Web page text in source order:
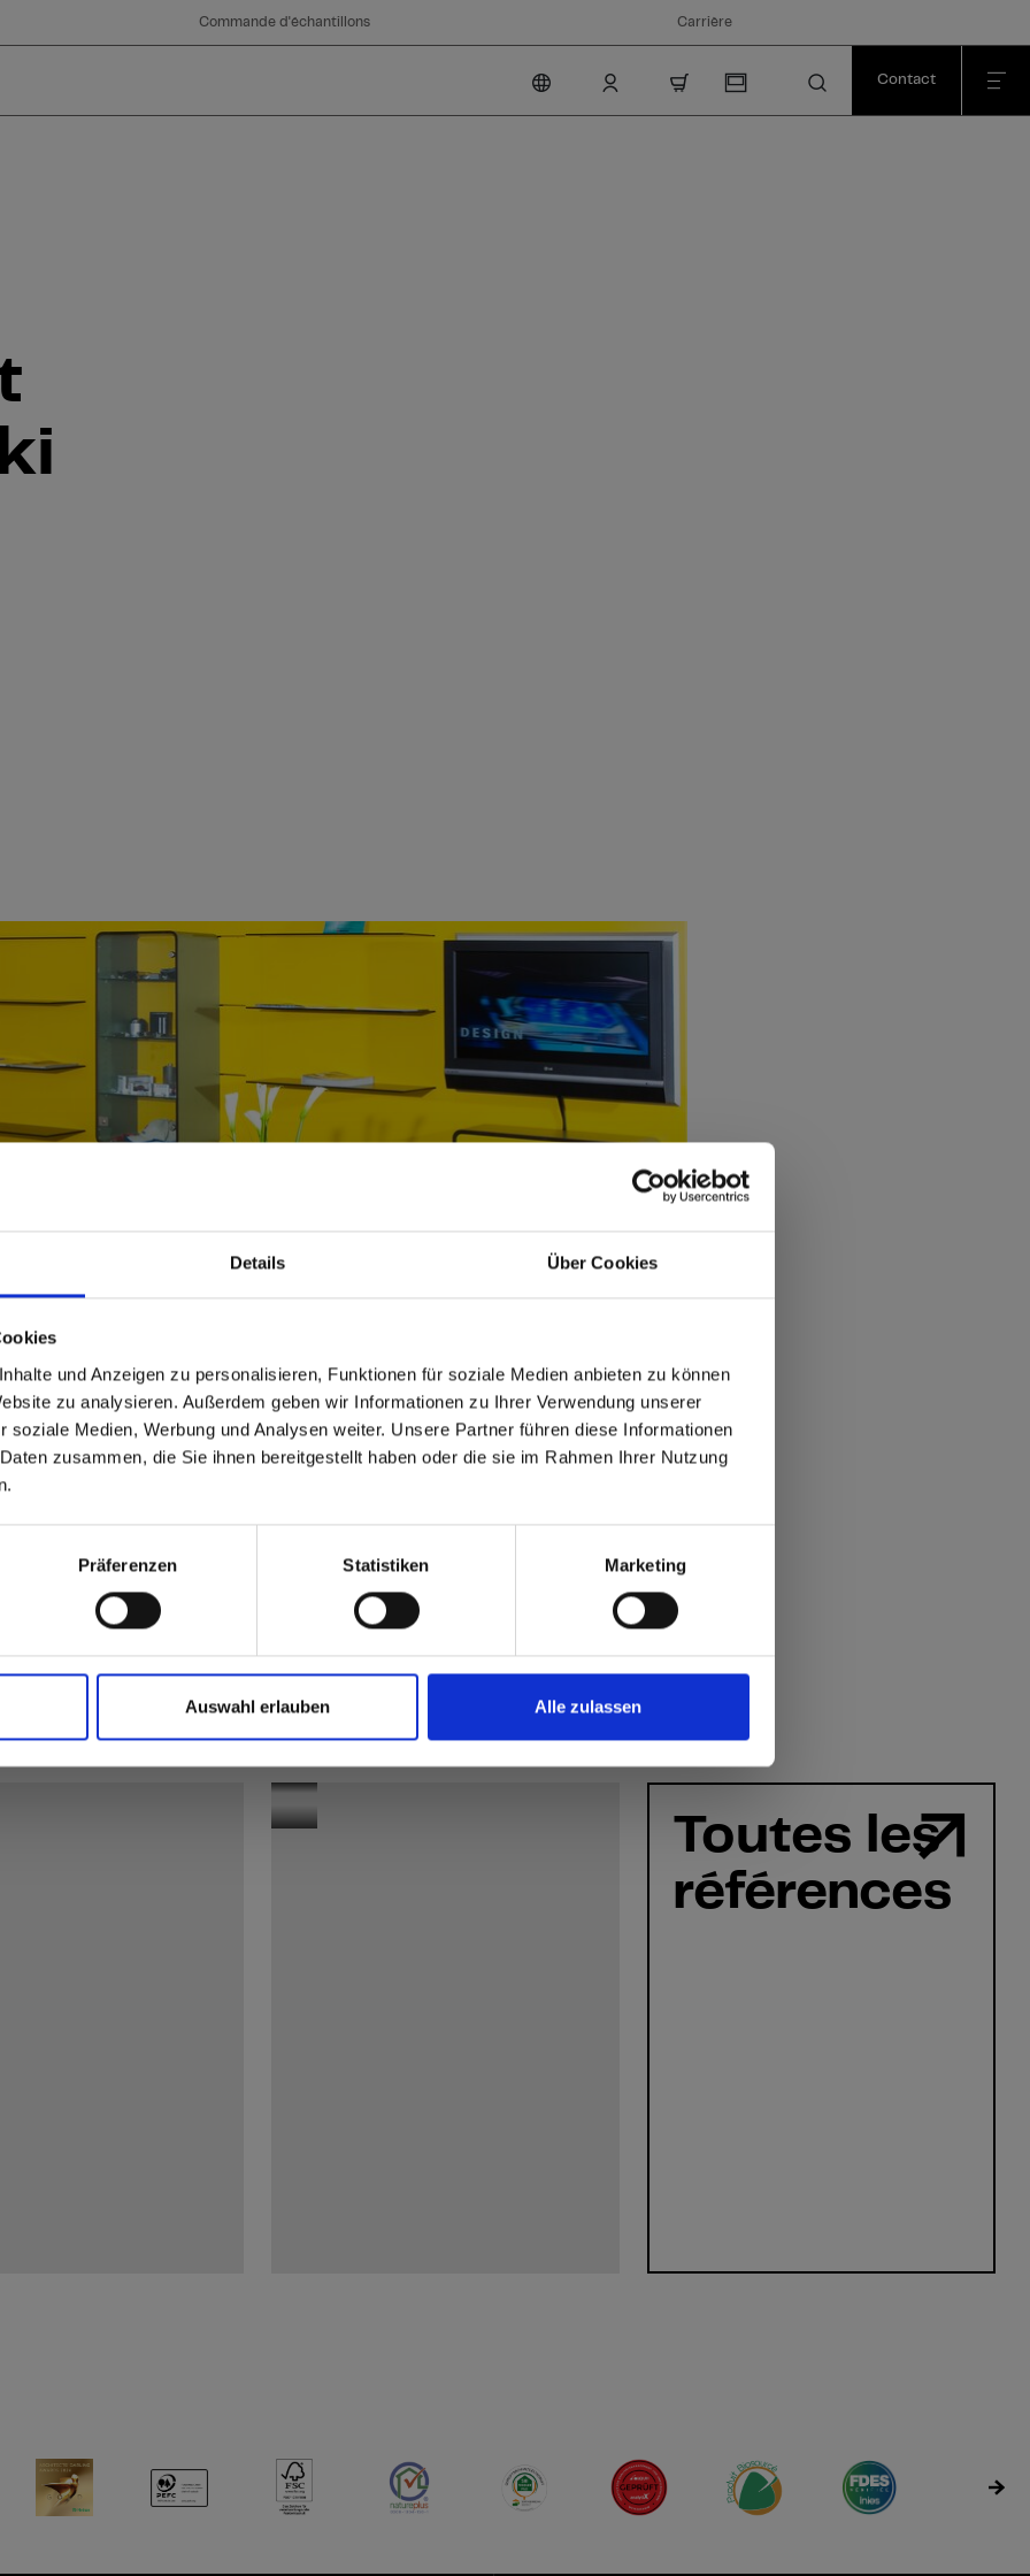
Details Über Cookies
und Anzeigen zu personalisieren, Funktionen für soziale Medien anbieten zu können
zu analysieren. Außerdem geben wir Informationen zu Ihrer Verwendung unserer
soziale Medien, Werbung und Analysen weiter. Unsere Partner führen diese Informationen
zusammen, die Sie ihnen bereitgestellt haben oder die sie im Rahmen Ihrer Nutzung
Präferenzen Statistiken Marketing
Auswahl erlauben Alle zulassen
based in the États-Unis?
North America website directly from here or discover what Fundermax offers in Europe
Commande d'échantillons Carrière
Contact
Embelgasse
Toutes les
références